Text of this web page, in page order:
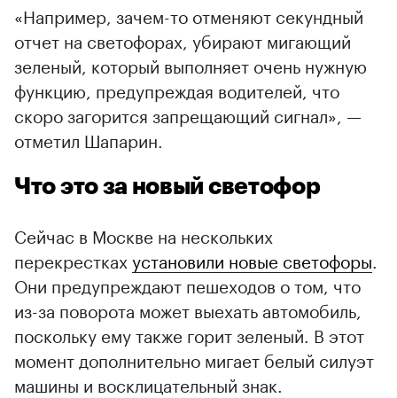
«Например, зачем-то отменяют секундный
отчет на светофорах, убирают мигающий
зеленый, который выполняет очень нужную
функцию, предупреждая водителей, что
скоро загорится запрещающий сигнал», —
отметил Шапарин.
Что это за новый светофор
Сейчас в Москве на нескольких
перекрестках установили новые светофоры
Они предупреждают пешеходов о том, что
из-за поворота может выехать автомобиль,
поскольку ему также горит зеленый. В этот
момент дополнительно мигает белый силуэт
машины и восклицательный знак.